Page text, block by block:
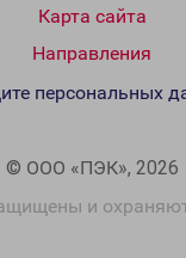
Карта сайта
Направления
© ООО «ПЭК», 2026
и
персональных